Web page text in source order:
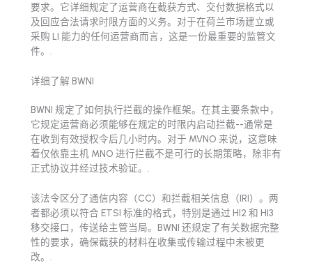
要求。它详细规定了运营商在截获方式、交付数据格式以
及回应合法请求时限方面的义务。对于在荷兰市场建立或
采购 LI 能力的任何运营商而言，这是一份最重要的监管文
件。.
详细了解 BWNI
BWNI 规定了如何执行拦截的操作框架。在其主要条款中，
它规定运营商必须能够在规定的时限内启动拦截--通常是
在收到有效授权令后几小时内。对于 MVNO 来说，这意味
着仅依靠主机 MNO 进行拦截不是可行的长期策略，除非有
正式协议并经过技术验证。.
该法令区分了通信内容（CC）和拦截相关信息（IRI）。两
者都必须以符合 ETSI 标准的格式，特别是通过 HI2 和 HI3
移交接口，传送给主管当局。BWNI 还规定了有关数据完整
性的要求，确保截获的材料在收集或传输过程中未被更
改。.